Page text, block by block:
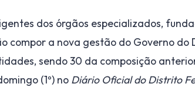
dos órgãos especializados,
compor a nova gestão do Governo do
sendo 30 da composição
(1º) no Diário Oficial do Distrito